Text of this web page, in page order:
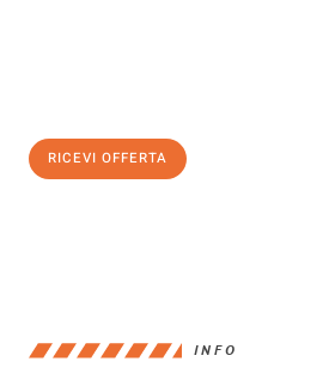
RICEVI OFFERTA
INFO